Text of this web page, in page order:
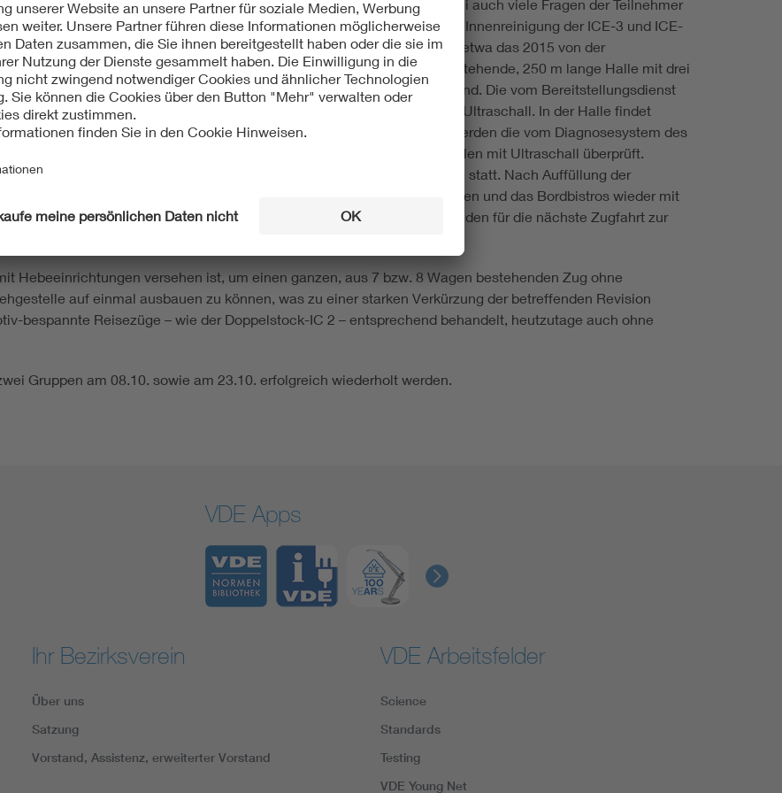
wurde das Werk und seine Aufgaben vorgestellt und dabei auch viele Fragen der Teilnehmer
Werke von DB Fernverkehr - den täglichen Durchsichten und der Innenrei­nigung der ICE-3 und ICE-
(„Fristen“), nicht der „schweren“ Instandhaltung wie etwa das 2015 von der
2002 wurde die im Mittelpunkt der nachfolgen­­den Besichtigung stehende, 250 m lange Halle mit drei
seitlichen Arbeitsflächen und Gleisgruben ausgestattet sind. Die vom Bereitstellungsdienst
eine automatische Radsatzvermessung mittels Lichtschranken und Ultraschall. In der Halle findet
Neubefüllung der Sanitär-Betriebsstoffe statt. Damit überlappend werden die vom Diagnosesystem des
und -ausfälle behoben und die Radsätze und längsgebohrten Achswellen mit Ultraschall überprüft.
und Spurkränze der Räder nach Bedarf findet in einer getrennten Halle statt. Nach Auffüllung der
d.h. mit Zugnummer, Platzreservierung und Zuglaufanzeige versehen und das Bordbistros wieder mit
der Zug wieder dem Betriebsdienst übergeben wird und den Reisenden für die nächste Zugfahrt zur
Hebeeinrichtungen versehen ist, um einen ganzen, aus 7 bzw. 8 Wagen bestehenden Zug ohne
auf einmal ausbauen zu können, was zu einer starken Verkür­zung der betreffenden Revision
bespannte Reisezüge – wie der Doppelstock-IC 2 – entsprechend behandelt, heutzutage auch ohne
Gruppen am 08.10. sowie am 23.10. erfolgreich wiederholt werden.
VDE Apps
Ihr Bezirksverein
Über uns
Satzung
Vorstand, Assistenz, erweiterter Vorstand
VDE Arbeitsfelder
Science
Standards
Testing
VDE Young Net